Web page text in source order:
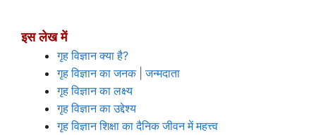
इस लेख में
गृह विज्ञान क्या है?
गृह विज्ञान का जनक
जन्मदाता
गृह विज्ञान का लक्ष्य
गृह विज्ञान का उद्देश्य
गृह विज्ञान शिक्षा का दैनिक जीवन में महत्त्व